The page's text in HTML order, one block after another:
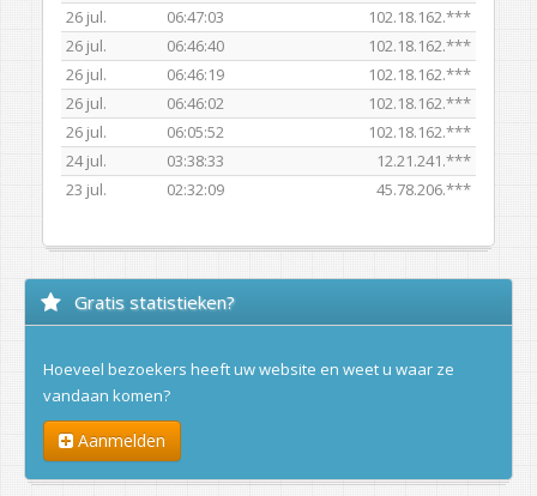
26 jul.
06:47:03
102.18.162.***
26 jul.
06:46:40
102.18.162.***
26 jul.
06:46:19
102.18.162.***
26 jul.
06:46:02
102.18.162.***
26 jul.
06:05:52
102.18.162.***
24 jul.
03:38:33
12.21.241.***
23 jul.
02:32:09 45.78.206.***
Gratis statistieken?
Hoeveel bezoekers heeft uw website en weet u waar ze
vandaan komen?
Aanmelden